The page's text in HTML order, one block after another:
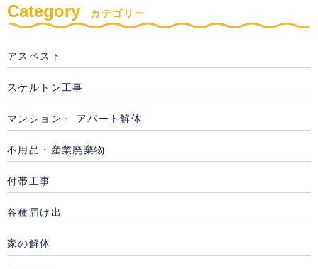
Category カテゴリー
アスベスト
スケルトン工事
マンション・ アパート解体
不用品・産業廃棄物
付帯工事
各種届け出
家の解体